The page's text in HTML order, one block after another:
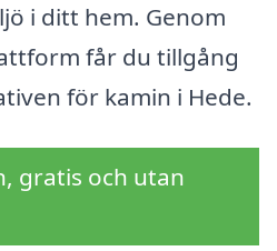
i ditt hem. Genom
får du tillgång
för kamin i Hede.
gratis och utan